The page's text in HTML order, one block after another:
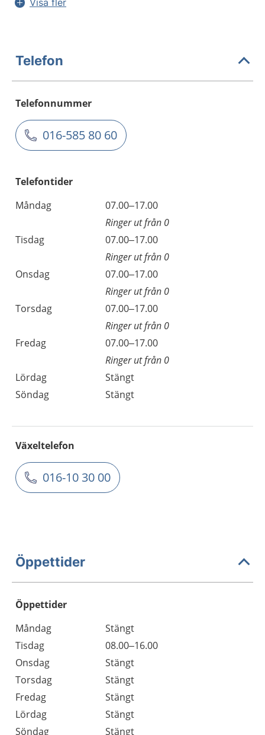
Visa fler
Telefon
Telefonnummer
016-585 80 60
Telefontider
Måndag
07.00–17.00
Ringer ut från 0
Tisdag
07.00–17.00
Ringer ut från 0
Onsdag
07.00–17.00
Ringer ut från 0
Torsdag
07.00–17.00
Ringer ut från 0
Fredag
07.00–17.00
Ringer ut från 0
Lördag
Stängt
Söndag
Stängt
Växeltelefon
016-10 30 00
Öppettider
Öppettider
Dag
Öppettider
Kommentarer
Måndag
Stängt
Tisdag
08.00–16.00
Onsdag
Stängt
Torsdag
Stängt
Fredag
Stängt
Lördag
Stängt
Söndag
Stängt